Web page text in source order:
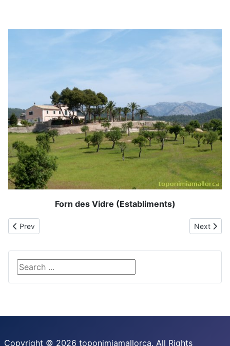
Forn des Vidre (Establiments)
Previous article: Font Santa
Prev Next
Next
Search ...
Copyright © 2026 toponimiamallorca. All Rights